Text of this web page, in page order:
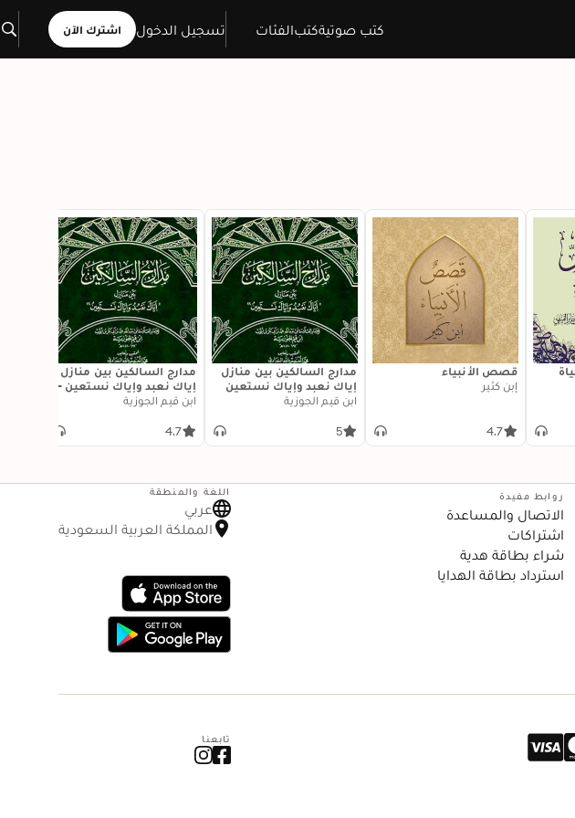
كتب صوتيةكتبالفئات تسجيل الدخول اشترك الآن
قصص الأنبياء
إبن كثير
4.7
مدارج السالكين بين منازل
إياك نعبد وإياك نستعين
جزء ٢
ابن قيم الجوزية
5
مدارج السالكين بين منازل
إياك نعبد وإياك نستعين -
جزء ١
ابن قيم الجوزية
4.7
روابط مفيدة
الاتصال والمساعدة
اشتراكات
شراء بطاقة هدية
استرداد بطاقة الهدايا
اللغة والمنطقة
عربي
المملكة العربية السعودية
تابعنا